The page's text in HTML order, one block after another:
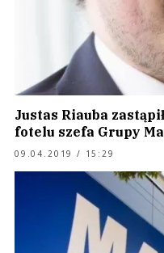
Justas Riauba
fotelu szefa Grupy
09.04.2019 / 15:29